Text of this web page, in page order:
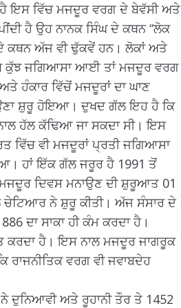
ਹੈ ਇਸ ਵਿੱਚ ਮਜਦੂਰ ਵਰਗ ਦੇ ਬੇਵੱਸੀ ਅਤੇ
ਹੈ ਉਹ ਨਾਨਕ ਸਿੰਘ ਦੇ ਕਥਨ “ਲੋਕ
ਕਥਨ ਅੱਜ ਵੀ ਢੁੱਕਵੇਂ ਹਨ। ਲੋਕਾਂ ਅਤੇ
ਕੁੱਝ ਜਗਿਆਸਾ ਆਈ ਤਾਂ ਮਜਦੂਰ ਵਰਗ
ਵਿੱਚੋਂ ਮਜਦੂਰਾਂ ਦਾ ਘਾਣ
ਸ਼ੁਰੂ ਹੋਇਆ। ਦੁਖਦ ਗੱਲ ਇਹ ਹੈ ਕਿ
ਹੱਲ ਕੱਢਿਆ ਜਾ ਸਕਦਾ ਸੀ। ਇਸ
ਵਿੱਚ ਵੀ ਮਜਦੂਰਾਂ ਪ੍ਰਤੀ ਜਗਿਆਸਾ
ਹਾਂ ਇੱਕ ਗੱਲ ਜਰੂਰ ਹੈ 1991 ਤੋਂ
ਦਿਵਸ ਮਨਾਉਣ ਦੀ ਸ਼ੁਰੂਆਤ 01
ਨੇ ਸ਼ੁਰੂ ਕੀਤੀ। ਅੱਜ ਸੰਸਾਰ ਦੇ
ਦਾ ਸਾਕਾ ਹੀ ਕੰਮ ਕਰਦਾ ਹੈ।
ਹੈ। ਇਸ ਨਾਲ ਮਜਦੂਰ ਜਾਗਰੂਕ
ਵਰਗ ਵੀ ਜਵਾਬਦੇਹ
ਦੁਨਿਆਵੀ ਅਤੇ ਰੂਹਾਨੀ ਤੌਰ ਤੇ 1452